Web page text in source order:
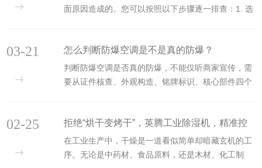
面原因造成的。您可以按照以下步骤逐一排查：1. 选
车”。湿负荷过···
怎么判断防爆空调是不是真的防爆？
判断防爆空调是否真的防爆，不能仅听商家宣传，需
要从证件核查、外观构造、铭牌标识、核心部件四个
须具备国家指定···
03-21
拒绝“烘干变烤干”，英腾工业除湿机，精准控
湿不伤物料。
在工业生产中，干燥是一道看似简单却暗藏玄机的工
序。无论是中药材、食品原料，还是木材、化工制
02-25